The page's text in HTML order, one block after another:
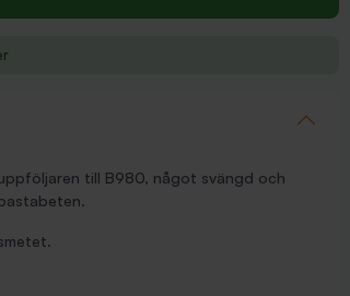
till B980, något svängd och